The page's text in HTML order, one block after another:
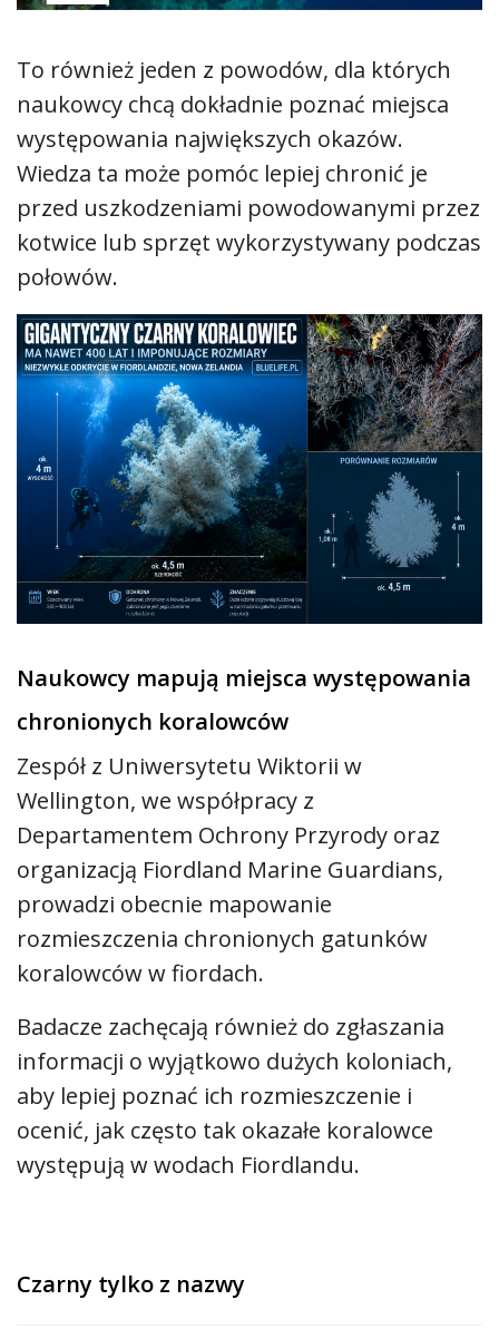
To również jeden z powodów, dla których
naukowcy chcą dokładnie poznać miejsca
występowania największych okazów.
Wiedza ta może pomóc lepiej chronić je
przed uszkodzeniami powodowanymi przez
kotwice lub sprzęt wykorzystywany podczas
połowów.
Naukowcy mapują miejsca występowania
chronionych koralowców
Zespół z Uniwersytetu Wiktorii w
Wellington, we współpracy z
Departamentem Ochrony Przyrody oraz
organizacją Fiordland Marine Guardians,
prowadzi obecnie mapowanie
rozmieszczenia chronionych gatunków
koralowców w fiordach.
Badacze zachęcają również do zgłaszania
informacji o wyjątkowo dużych koloniach,
aby lepiej poznać ich rozmieszczenie i
ocenić, jak często tak okazałe koralowce
występują w wodach Fiordlandu.
Czarny tylko z nazwy